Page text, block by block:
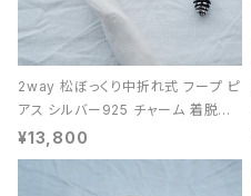
2way 松ぼっくり中折れ式 フープ ピ
アス シルバー925 チャーム 着脱可
能 レディース ユニセックス
¥13,800